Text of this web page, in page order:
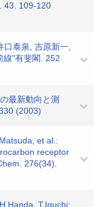
43. 109-120
泰泉, 吉原新一,
線"有斐閣. 252
最新動向と測
(2003)
et al.:
receptor
276(34).
T.Iguchi: